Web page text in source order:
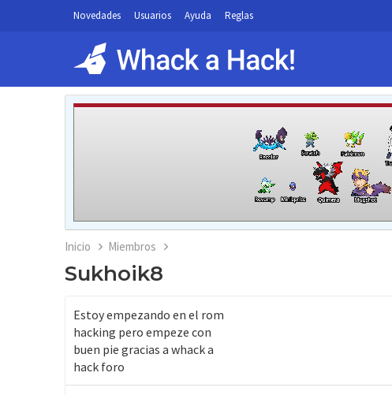
Novedades Usuarios Ayuda Reglas
Inicio Miembros
Sukhoik8
Estoy empezando en el rom
hacking pero empeze con
buen pie gracias a whack a
hack foro